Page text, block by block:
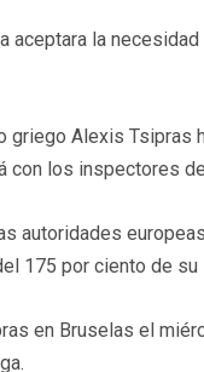
la
Alexis Tsipras
con los inspectores
autoridades
175 por ciento de
en Bruselas el